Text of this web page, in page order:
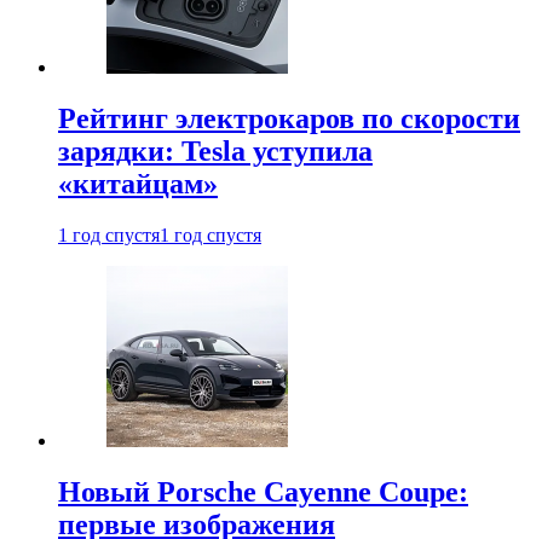
Рейтинг электрокаров по скорости
зарядки: Tesla уступила
«китайцам»
1 год спустя1 год спустя
Новый Porsche Cayenne Coupe:
первые изображения